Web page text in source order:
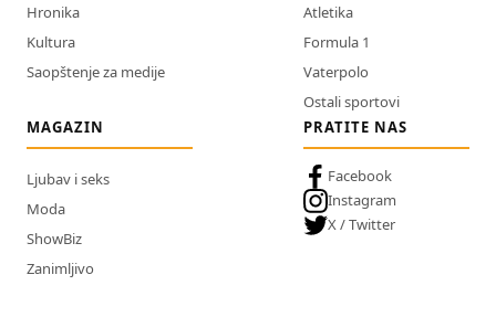
Hronika
Kultura
Saopštenje za medije
Atletika
Formula 1
Vaterpolo
Ostali sportovi
MAGAZIN
Ljubav i seks
Moda
ShowBiz
Zanimljivo
PRATITE NAS
Facebook
Instagram
X / Twitter